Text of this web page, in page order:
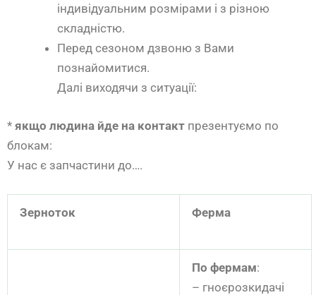
індивідуальним розмірами і з різною
складністю.
Перед сезоном дзвоню з Вами
познайомитися.
Далі виходячи з ситуації:
* якщо людина йде на контакт презентуємо по
блокам:
У нас є запчастини до….
Зерноток Ферма
По фермам:
– гноєрозкидачі